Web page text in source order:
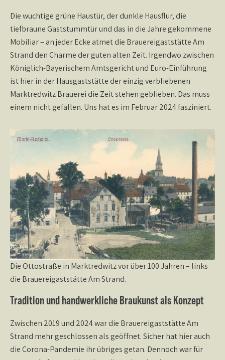
Die wuchtige grüne Haustür, der dunkle Hausflur, die
tiefbraune Gaststummtür und das in die Jahre gekommene
Mobiliar – an jeder Ecke atmet die Brauereigaststätte Am
Strand den Charme der guten alten Zeit. Irgendwo zwischen
Königlich-Bayerischem Amtsgericht und Euro-Einführung
ist hier in der Hausgaststätte der einzig verbliebenen
Marktredwitz Brauerei die Zeit stehen geblieben. Das muss
einem nicht gefallen. Uns hat es im Februar 2024 fasziniert.
Die Ottostraße in Marktredwitz vor über 100 Jahren – links
die Brauereigaststätte Am Strand.
Tradition und handwerkliche Braukunst als Konzept
Zwischen 2019 und 2024 war die Brauereigaststätte Am
Strand mehr geschlossen als geöffnet. Sicher hat hier auch
die Corona-Pandemie ihr übriges getan. Dennoch war für